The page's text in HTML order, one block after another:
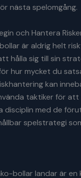
nästa spelomgång.
och Hantera
är aldrig helt
hålla sig till sin
hur mycket du
kan
taktiker för
disciplin med de
spelstrategi
bollar landar är